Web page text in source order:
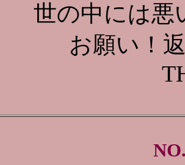
世の中には悪
お願い！